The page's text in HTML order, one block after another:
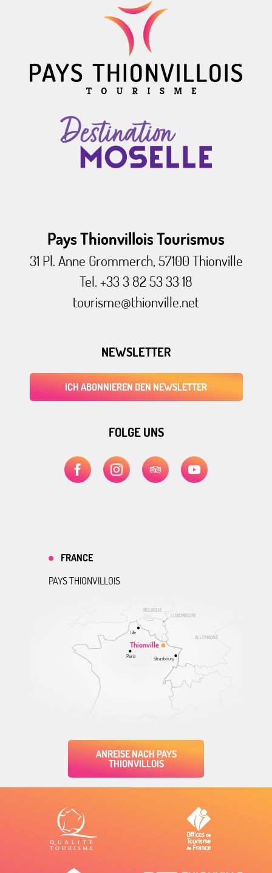
Pays Thionvillois Tourismus
31 Pl. Anne Grommerch, 57100 Thionville
Tel. +33 3 82 53 33 18
tourisme@thionville.net
NEWSLETTER
ICH ABONNIEREN DEN NEWSLETTER
FOLGE UNS
ALLEMAGNE
BELGIQUE
LUXEMBOURG
Thionville
Lille
Paris Strasbourg
FRANCE
PAYS THIONVILLOIS
ANREISE NACH PAYS
THIONVILLOIS